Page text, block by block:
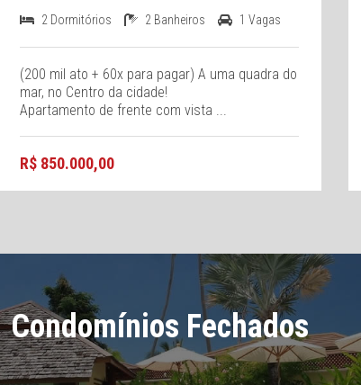
2 Dormitórios 2 Banheiros 1 Vagas
(200 mil ato + 60x para pagar) A uma quadra do
mar, no Centro da cidade!
Apartamento de frente com vista ...
R$ 850.000,00
Condomínios Fechados